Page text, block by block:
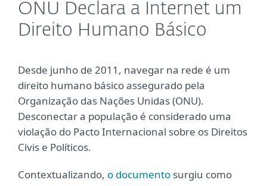
ONU Declara a Internet um
Direito Humano Básico
Desde junho de 2011, navegar na rede é um
direito humano básico assegurado pela
Organização das Nações Unidas (ONU).
Desconectar a população é considerado uma
violação do Pacto Internacional sobre os Direitos
Civis e Políticos.
Contextualizando, o documento surgiu como